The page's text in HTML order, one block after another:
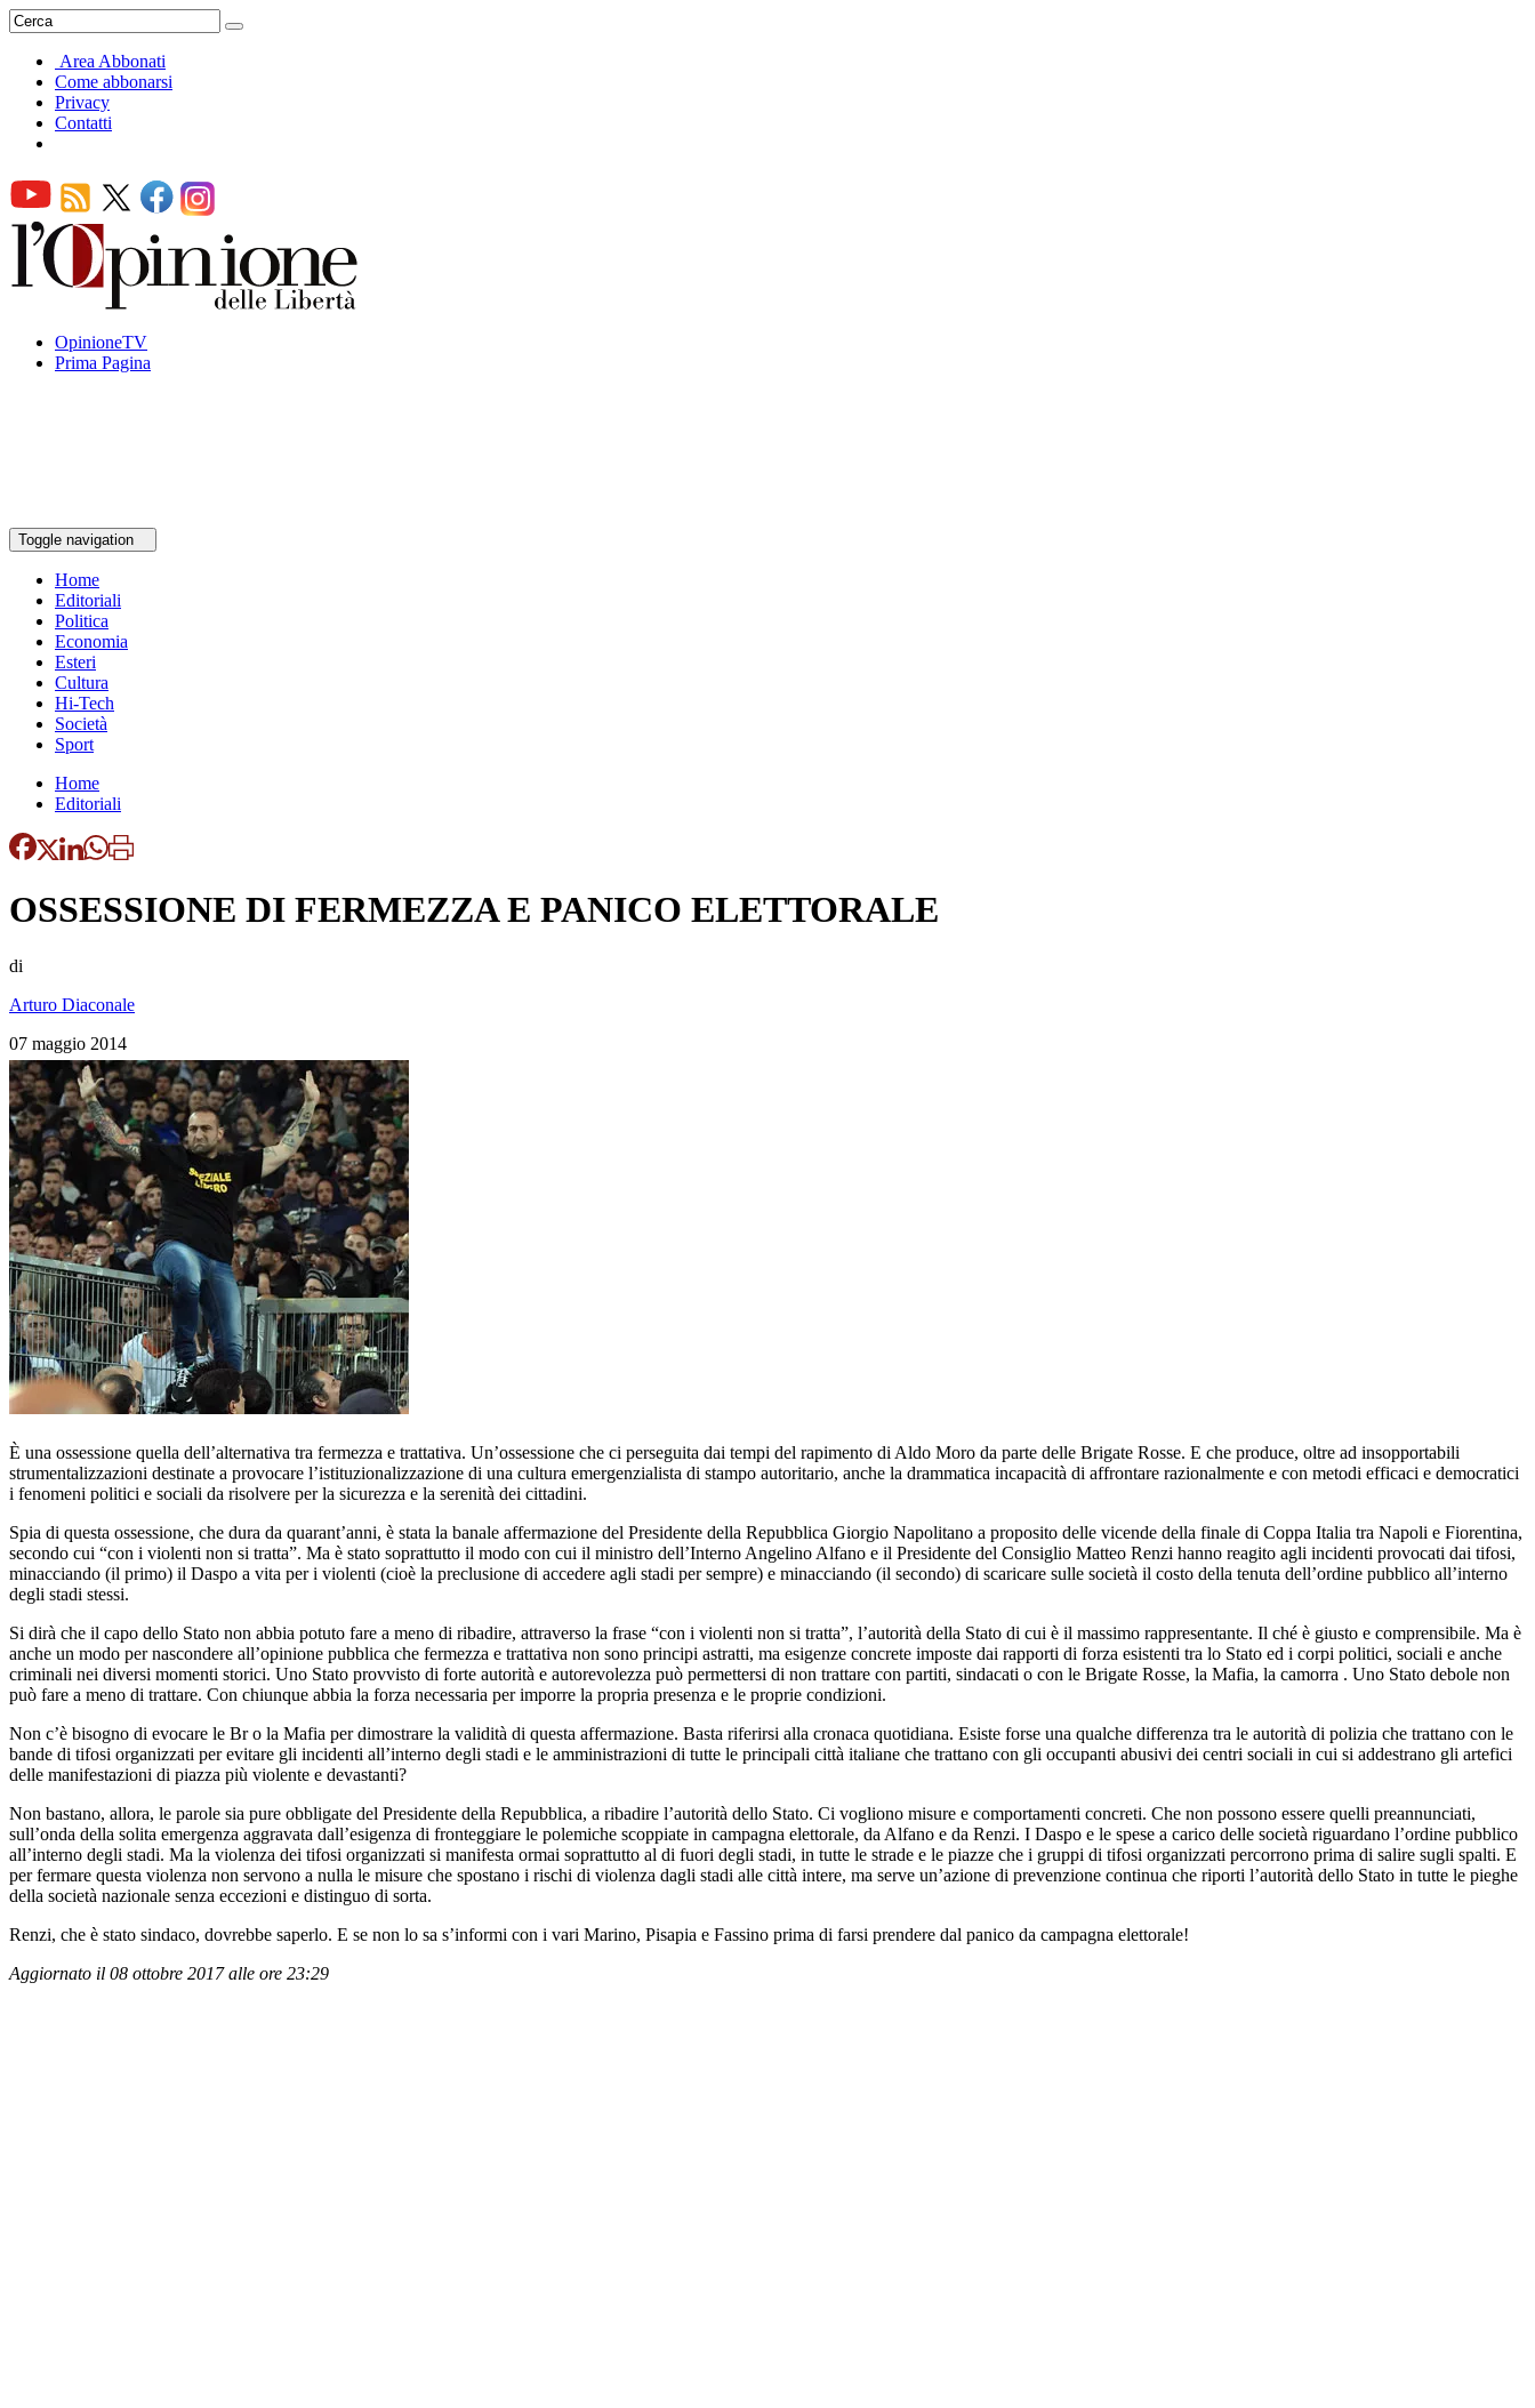
Area Abbonati
Come abbonarsi
Privacy
Contatti
OpinioneTV
Prima Pagina
Toggle navigation
Home
Editoriali
Politica
Economia
Esteri
Cultura
Hi-Tech
Società
Sport
Home
Editoriali
OSSESSIONE DI FERMEZZA E PANICO ELETTORALE
di
Arturo Diaconale
07 maggio 2014
È una ossessione quella dell’alternativa tra fermezza e trattativa. Un’ossessione che ci perseguita dai tempi del rapimento di Aldo Moro da parte delle Brigate Rosse. E che produce, oltre ad insopportabili
strumentalizzazioni destinate a provocare l’istituzionalizzazione di una cultura emergenzialista di stampo autoritario, anche la drammatica incapacità di affrontare razionalmente e con metodi efficaci e democratici
i fenomeni politici e sociali da risolvere per la sicurezza e la serenità dei cittadini.
Spia di questa ossessione, che dura da quarant’anni, è stata la banale affermazione del Presidente della Repubblica Giorgio Napolitano a proposito delle vicende della finale di Coppa Italia tra Napoli e Fiorentina,
secondo cui “con i violenti non si tratta”. Ma è stato soprattutto il modo con cui il ministro dell’Interno Angelino Alfano e il Presidente del Consiglio Matteo Renzi hanno reagito agli incidenti provocati dai tifosi,
minacciando (il primo) il Daspo a vita per i violenti (cioè la preclusione di accedere agli stadi per sempre) e minacciando (il secondo) di scaricare sulle società il costo della tenuta dell’ordine pubblico all’interno
degli stadi stessi.
Si dirà che il capo dello Stato non abbia potuto fare a meno di ribadire, attraverso la frase “con i violenti non si tratta”, l’autorità della Stato di cui è il massimo rappresentante. Il ché è giusto e comprensibile. Ma è
anche un modo per nascondere all’opinione pubblica che fermezza e trattativa non sono principi astratti, ma esigenze concrete imposte dai rapporti di forza esistenti tra lo Stato ed i corpi politici, sociali e anche
criminali nei diversi momenti storici. Uno Stato provvisto di forte autorità e autorevolezza può permettersi di non trattare con partiti, sindacati o con le Brigate Rosse, la Mafia, la camorra . Uno Stato debole non
può fare a meno di trattare. Con chiunque abbia la forza necessaria per imporre la propria presenza e le proprie condizioni.
Non c’è bisogno di evocare le Br o la Mafia per dimostrare la validità di questa affermazione. Basta riferirsi alla cronaca quotidiana. Esiste forse una qualche differenza tra le autorità di polizia che trattano con le
bande di tifosi organizzati per evitare gli incidenti all’interno degli stadi e le amministrazioni di tutte le principali città italiane che trattano con gli occupanti abusivi dei centri sociali in cui si addestrano gli artefici
delle manifestazioni di piazza più violente e devastanti?
Non bastano, allora, le parole sia pure obbligate del Presidente della Repubblica, a ribadire l’autorità dello Stato. Ci vogliono misure e comportamenti concreti. Che non possono essere quelli preannunciati,
sull’onda della solita emergenza aggravata dall’esigenza di fronteggiare le polemiche scoppiate in campagna elettorale, da Alfano e da Renzi. I Daspo e le spese a carico delle società riguardano l’ordine pubblico
all’interno degli stadi. Ma la violenza dei tifosi organizzati si manifesta ormai soprattutto al di fuori degli stadi, in tutte le strade e le piazze che i gruppi di tifosi organizzati percorrono prima di salire sugli spalti. E
per fermare questa violenza non servono a nulla le misure che spostano i rischi di violenza dagli stadi alle città intere, ma serve un’azione di prevenzione continua che riporti l’autorità dello Stato in tutte le pieghe
della società nazionale senza eccezioni e distinguo di sorta.
Renzi, che è stato sindaco, dovrebbe saperlo. E se non lo sa s’informi con i vari Marino, Pisapia e Fassino prima di farsi prendere dal panico da campagna elettorale!
Aggiornato il 08 ottobre 2017 alle ore 23:29